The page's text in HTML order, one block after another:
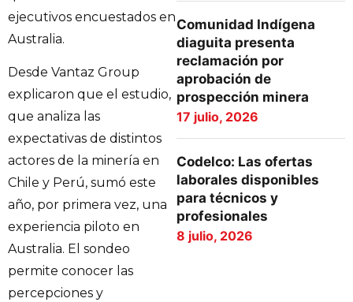
ejecutivos encuestados en
Australia.
Desde Vantaz Group
explicaron que el estudio,
que analiza las
expectativas de distintos
actores de la minería en
Chile y Perú, sumó este
año, por primera vez, una
experiencia piloto en
Australia. El sondeo
permite conocer las
percepciones y
Comunidad Indígena
diaguita presenta
reclamación por
aprobación de
prospección minera
17 julio, 2026
Codelco: Las ofertas
laborales disponibles
para técnicos y
profesionales
8 julio, 2026